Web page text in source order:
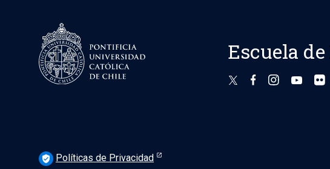
Escuela
verified_user Políticas de Privacidad